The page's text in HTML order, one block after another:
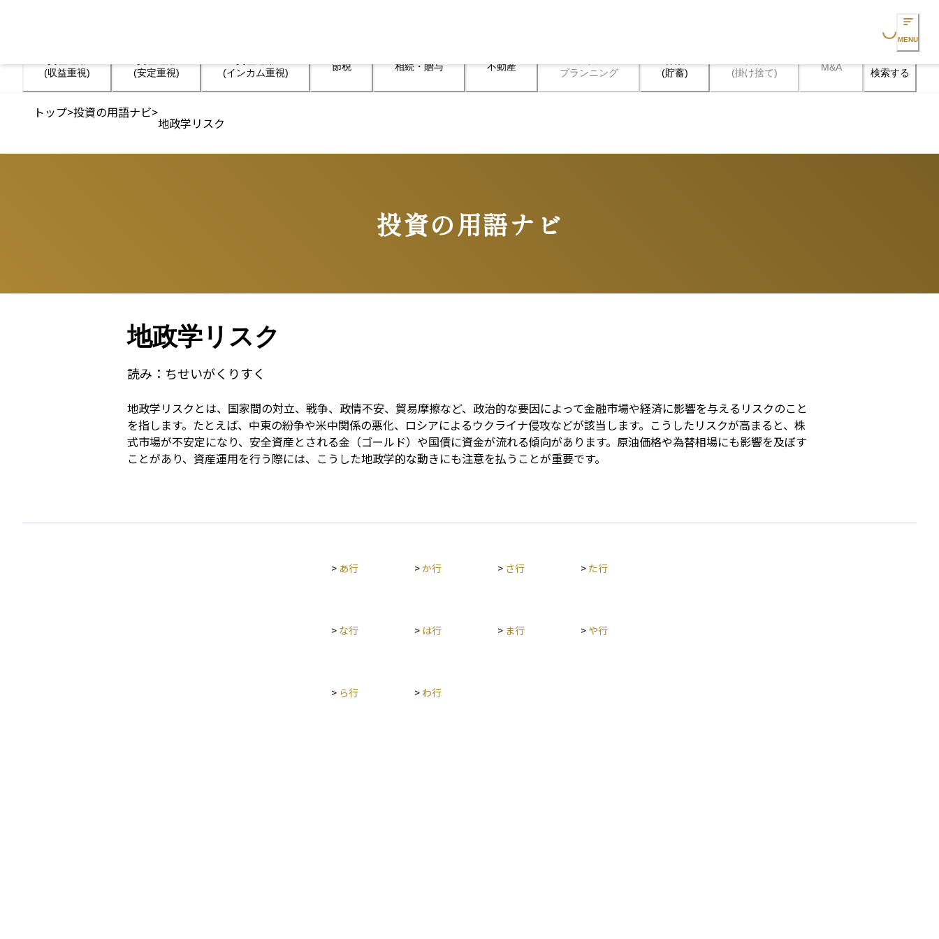
Loading...MENU
(収益重視)
(安定重視)
(インカム重視)
節税 相続・贈与 不動産
プランニング
(貯蓄)
(掛け捨て)
M&A 検索する
トップ>投資の用語ナビ>
地政学リスク
投資の用語ナビ
Terms
地政学リスク
読み： ちせいがくりすく
地政学リスクとは、国家間の対立、戦争、政情不安、貿易摩擦など、政治的な要因によって金融市場や経済に影響を与えるリスクのこと
を指します。たとえば、中東の紛争や米中関係の悪化、ロシアによるウクライナ侵攻などが該当します。こうしたリスクが高まると、株
式市場が不安定になり、安全資産とされる金（ゴールド）や国債に資金が流れる傾向があります。原油価格や為替相場にも影響を及ぼす
ことがあり、資産運用を行う際には、こうした地政学的な動きにも注意を払うことが重要です。
> あ行 >か行 > さ行 > た行
> な行 > は行 > ま行 > や行
> ら行 > わ行